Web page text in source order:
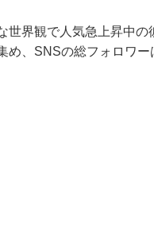
世界観で人気急上昇中
、SNSの総フォロワー